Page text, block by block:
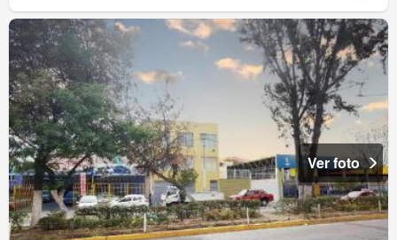
Ver foto